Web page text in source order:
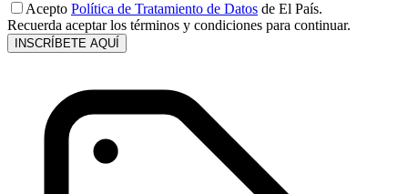
Acepto Política de Tratamiento de Datos de El País.
Recuerda aceptar los términos y condiciones para continuar.
INSCRÍBETE AQUÍ